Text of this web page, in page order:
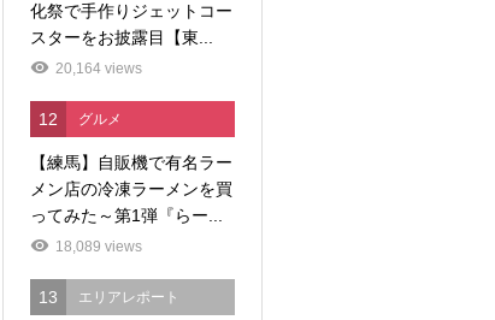
化祭で手作りジェットコー
スターをお披露目【東...
20,164 views
12 グルメ
【練馬】自販機で有名ラー
メン店の冷凍ラーメンを買
ってみた～第1弾『らー...
18,089 views
13 エリアレポート